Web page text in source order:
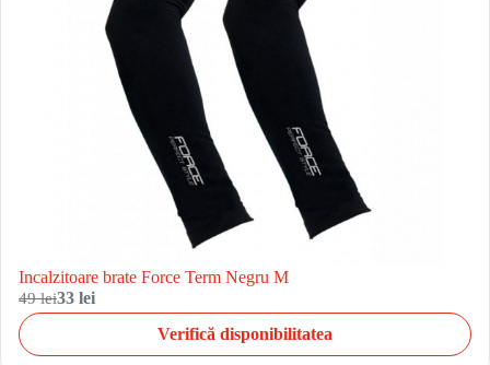
Incalzitoare brate Force Term Negru M
49 lei33 lei
Verifică disponibilitatea